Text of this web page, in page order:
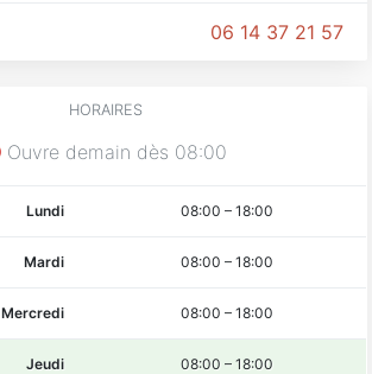
06 14 37 21 57
HORAIRES
Ouvre demain dès 08:00
Lundi 08:00 –18:00
Mardi 08:00 –18:00
Mercredi 08:00 –18:00
Jeudi 08:00 –18:00